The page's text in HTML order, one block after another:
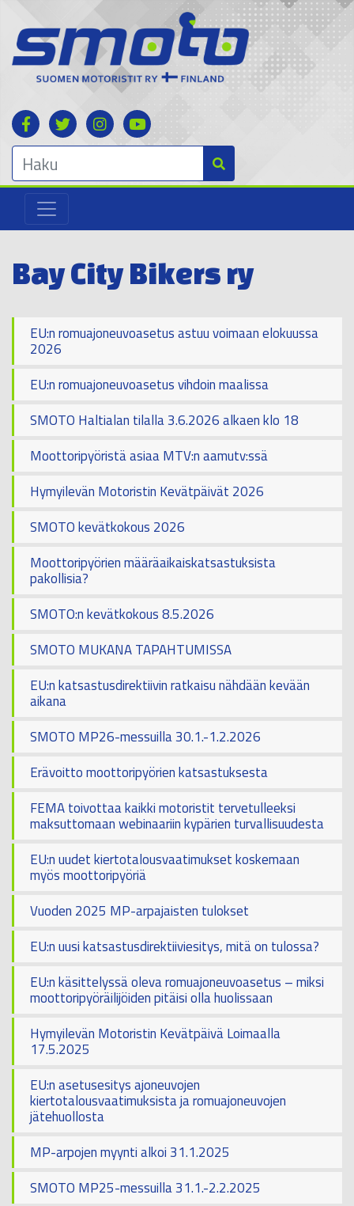
Bay City Bikers ry
EU:n romuajoneuvoasetus astuu voimaan elokuussa
2026
EU:n romuajoneuvoasetus vihdoin maalissa
SMOTO Haltialan tilalla 3.6.2026 alkaen klo 18
Moottoripyöristä asiaa MTV:n aamutv:ssä
Hymyilevän Motoristin Kevätpäivät 2026
SMOTO kevätkokous 2026
Moottoripyörien määräaikaiskatsastuksista
pakollisia?
SMOTO:n kevätkokous 8.5.2026
SMOTO MUKANA TAPAHTUMISSA
EU:n katsastusdirektiivin ratkaisu nähdään kevään
aikana
SMOTO MP26-messuilla 30.1.-1.2.2026
Erävoitto moottoripyörien katsastuksesta
FEMA toivottaa kaikki motoristit tervetulleeksi
maksuttomaan webinaariin kypärien turvallisuudesta
EU:n uudet kiertotalousvaatimukset koskemaan
myös moottoripyöriä
Vuoden 2025 MP-arpajaisten tulokset
EU:n uusi katsastusdirektiiviesitys, mitä on tulossa?
EU:n käsittelyssä oleva romuajoneuvoasetus – miksi
moottoripyöräilijöiden pitäisi olla huolissaan
Hymyilevän Motoristin Kevätpäivä Loimaalla
17.5.2025
EU:n asetusesitys ajoneuvojen
kiertotalousvaatimuksista ja romuajoneuvojen
jätehuollosta
MP-arpojen myynti alkoi 31.1.2025
SMOTO MP25-messuilla 31.1.-2.2.2025